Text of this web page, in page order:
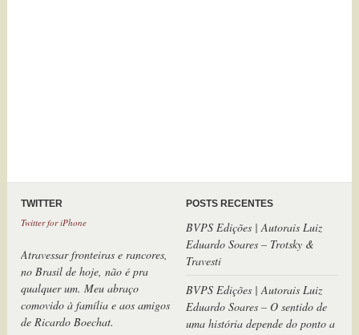
TWITTER
no Brasil de hoje, não é pra
qualquer um. Meu abraço
comovido à família e aos amigos
de Ricardo Boechat.
FromLuiz Eduardo Soares's Twitter
POSTS RECENTES
BVPS Edições | Autorais Luiz
Eduardo Soares – Trotsky &
Travesti
BVPS Edições | Autorais Luiz
Eduardo Soares – O sentido de
uma história depende do ponto a